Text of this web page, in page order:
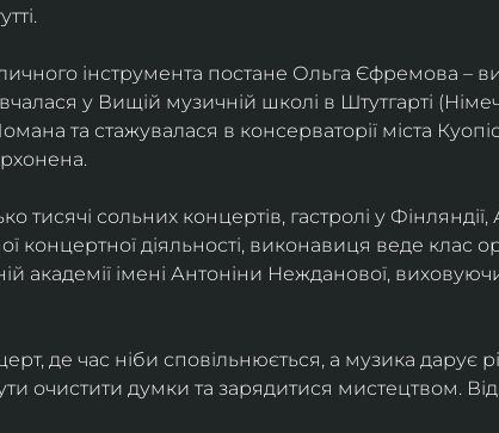
інструмента постане Ольга Єфремова –
у Вищій музичній школі в Штутгарті
та стажувалася в консерваторії міста
тисячі сольних концертів, гастролі у Фінляндії,
концертної діяльності, виконавиця веде клас
академії імені Антоніни Нежданової,
де час ніби сповільнюється, а музика дарує
очистити думки та зарядитися мистецтвом.